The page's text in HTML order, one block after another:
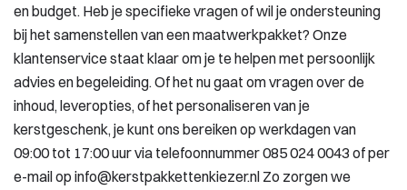
en budget. Heb je specifieke vragen of wil je ondersteuning
bij het samenstellen van een maatwerkpakket? Onze
klantenservice staat klaar om je te helpen met persoonlijk
advies en begeleiding. Of het nu gaat om vragen over de
inhoud, leveropties, of het personaliseren van je
kerstgeschenk, je kunt ons bereiken op werkdagen van
09:00 tot 17:00 uur via telefoonnummer 085 024 0043 of per
e-mail op info@kerstpakkettenkiezer.nl Zo zorgen we